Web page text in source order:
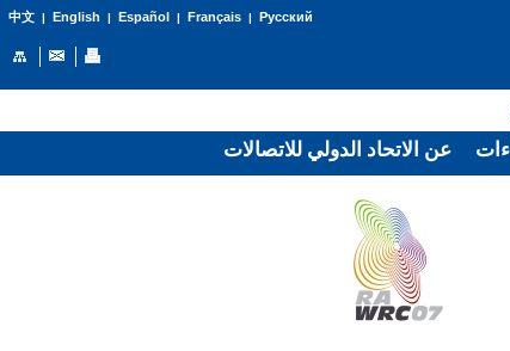
中文| English | Español | Français| Русский
عن الاتحاد الدولي للاتصالات